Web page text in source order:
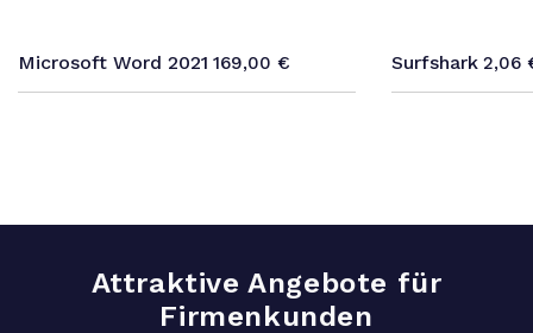
Microsoft Word 2021 169,00 € Surfshark 2,06
Attraktive Angebote für
Firmenkunden